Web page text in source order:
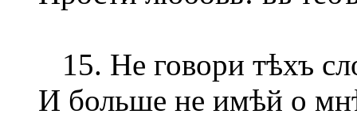
15. Не говори тѣхъ
И больше не имѣй о